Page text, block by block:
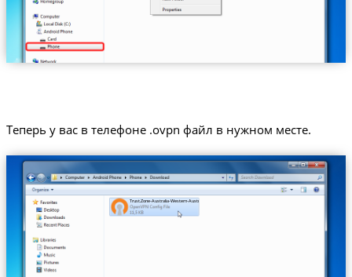
Теперь у вас в телефоне .ovpn файл в нужном месте.
Trust.Zone-Australia-Western-Australia.ovpn